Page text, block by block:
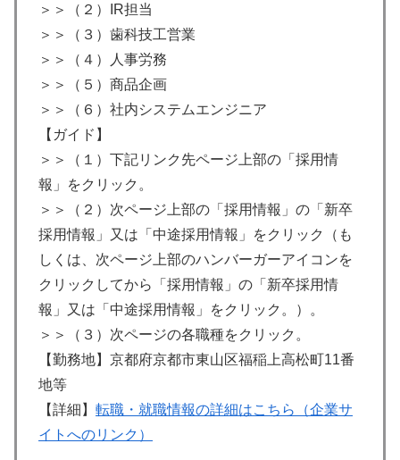
＞＞（２）IR担当
＞＞（３）歯科技工営業
＞＞（４）人事労務
＞＞（５）商品企画
＞＞（６）社内システムエンジニア
【ガイド】
＞＞（１）下記リンク先ページ上部の「採用情
報」をクリック。
＞＞（２）次ページ上部の「採用情報」の「新卒
採用情報」又は「中途採用情報」をクリック（も
しくは、次ページ上部のハンバーガーアイコンを
クリックしてから「採用情報」の「新卒採用情
報」又は「中途採用情報」をクリック。）。
＞＞（３）次ページの各職種をクリック。
【勤務地】京都府京都市東山区福稲上高松町11番
地等
【詳細】 転職・就職情報の詳細はこちら（企業サ
イトへのリンク）